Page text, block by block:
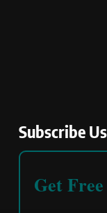
Subscribe Us
Get